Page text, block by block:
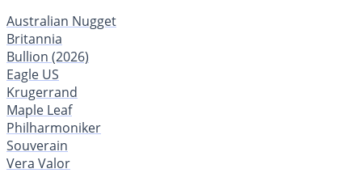
Australian Nugget
Britannia
Bullion (2026)
Eagle US
Krugerrand
Maple Leaf
Philharmoniker
Souverain
Vera Valor